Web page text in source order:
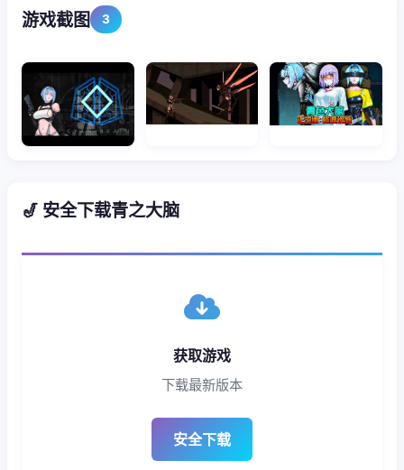
游戏截图 3
🎷 安全下载青之大脑
获取游戏
下载最新版本
安全下载